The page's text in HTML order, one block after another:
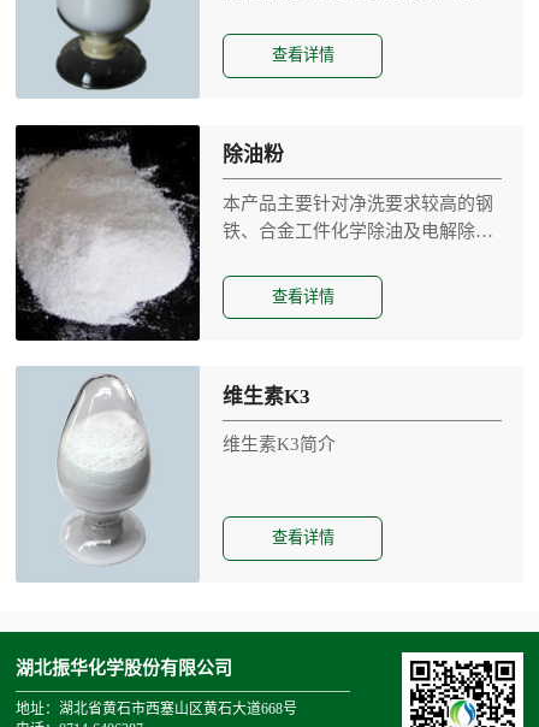
查看详情
除油粉
本产品主要针对净洗要求较高的钢
铁、合金工件化学除油及电解除
查看详情
维生素K3
维生素K3简介
查看详情
湖北振华化学股份有限公司
地址：湖北省黄石市西塞山区黄石大道668号